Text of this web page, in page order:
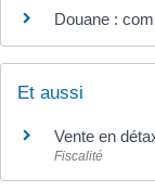
Douane :
Et aussi
Vente en
Fiscalité